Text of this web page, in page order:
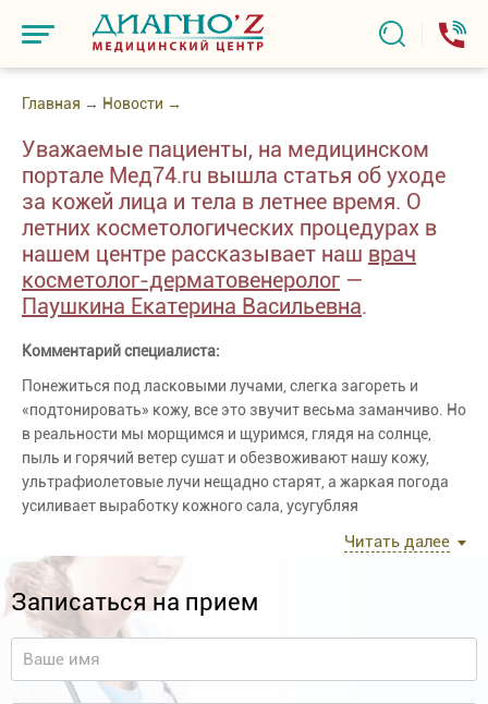
Главная → Новости →
Уважаемые пациенты, на медицинском
портале Мед74.ru вышла статья об уходе
за кожей лица и тела в летнее время. О
летних косметологических процедурах в
нашем центре рассказывает наш врач
косметолог-дерматовенеролог —
Паушкина Екатерина Васильевна.
Комментарий специалиста:
Понежиться под ласковыми лучами, слегка загореть и
«подтонировать» кожу, все это звучит весьма заманчиво. Но
в реальности мы морщимся и щуримся, глядя на солнце,
пыль и горячий ветер сушат и обезвоживают нашу кожу,
ультрафиолетовые лучи нещадно старят, а жаркая погода
усиливает выработку кожного сала, усугубляя
летом наша кожа требует особенно бережного и тщательного
ухода. Еще один секрет – домашний уход обязателен, но
только салонные процедуры могут быстро и эффективно
восстановить кожу лица, вернуть ей сияние, гладкость и
бархатистость.
Читать далее
Записаться на прием